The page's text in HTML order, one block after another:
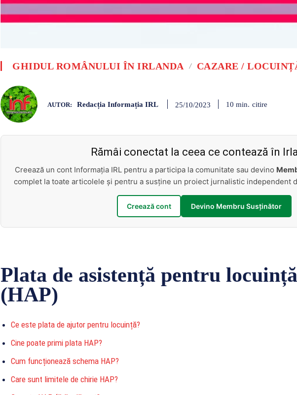
GHIDUL ROMÂNULUI ÎN IRLANDA CAZARE /
AUTOR: Redacția Informația IRL 25/10/2023 10 min. citire
Rămâi conectat la ceea ce contează în
Creează un cont Informația IRL pentru a participa la comunitate sau devino
complet la toate articolele și pentru a susține un proiect jurnalistic independent
Creează cont Devino Membru Susținător
Plata de asistență pentru
(HAP)
Ce este plata de ajutor pentru locuință?
Cine poate primi plata HAP?
Cum funcționează schema HAP?
Care sunt limitele de chirie HAP?